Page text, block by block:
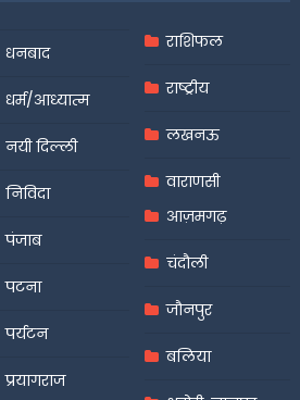
धनबाद
धर्म/आध्यात्म
नयी दिल्ली
निविदा
पंजाब
पटना
पर्यटन
प्रयागराज
राशिफल
राष्ट्रीय
लखनऊ
वाराणसी
आज़मगढ़
चंदौली
जौनपुर
बलिया